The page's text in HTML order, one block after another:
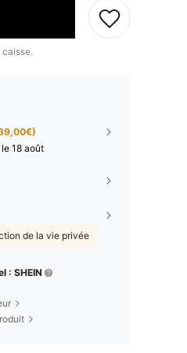
caisse.
18 août
de la vie privée
: SHEIN